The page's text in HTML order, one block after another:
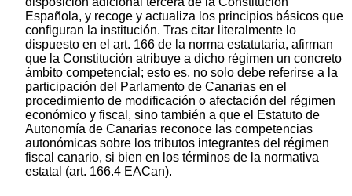
Española, y recoge y actualiza los principios básicos que
configuran la institución. Tras citar literalmente lo
dispuesto en el art. 166 de la norma estatutaria, afirman
que la Constitución atribuye a dicho régimen un concreto
ámbito competencial; esto es, no solo debe referirse a la
participación del Parlamento de Canarias en el
procedimiento de modificación o afectación del régimen
económico y fiscal, sino también a que el Estatuto de
Autonomía de Canarias reconoce las competencias
autonómicas sobre los tributos integrantes del régimen
fiscal canario, si bien en los términos de la normativa
estatal (art. 166.4 EACan).